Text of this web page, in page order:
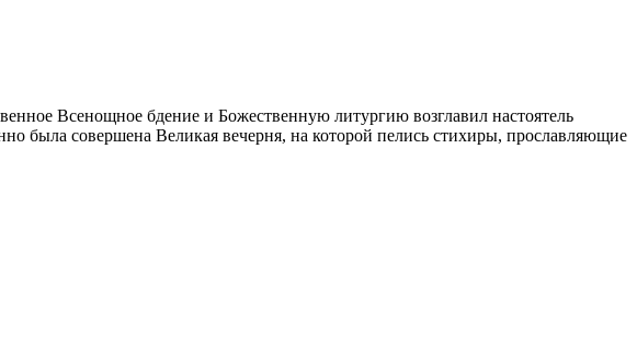
Всенощное бдение и Божественную литургию возглавил настоятель
была совершена Великая вечерня, на которой пелись стихиры, прославляющие